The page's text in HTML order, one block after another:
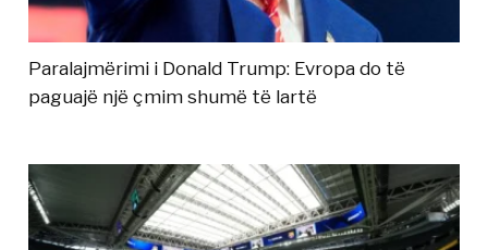
Paralajmërimi i Donald Trump: Evropa do të
paguajë një çmim shumë të lartë